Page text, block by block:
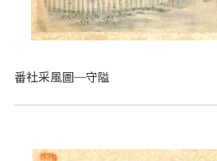
番社采風圖─守隘